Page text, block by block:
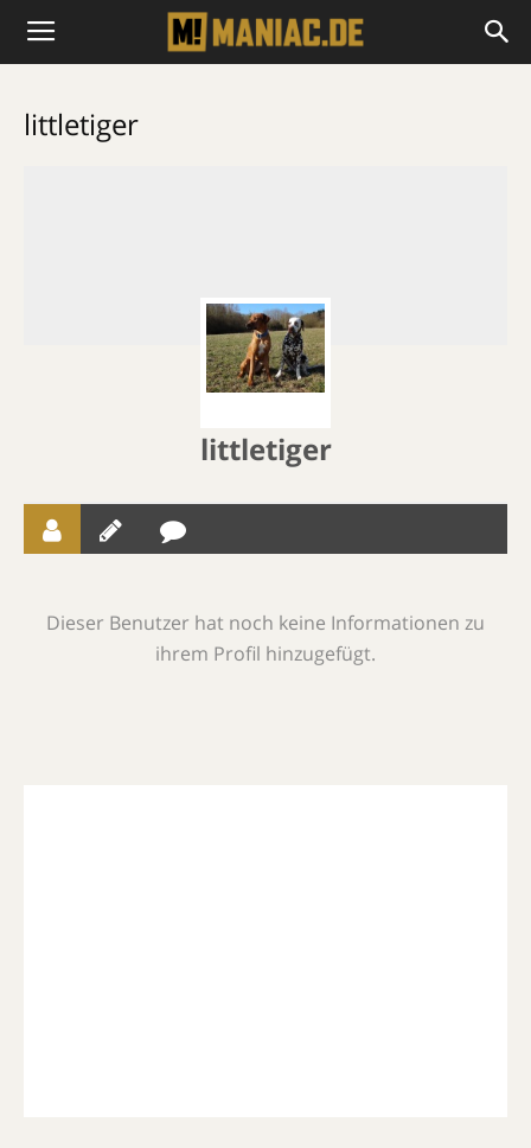
littletiger
littletiger
Dieser Benutzer hat noch keine Informationen zu
ihrem Profil hinzugefügt.